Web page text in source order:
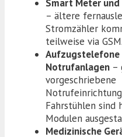
Smart Meter
– ältere
Stromzähler
teilweise via GSM.
Aufzugstelefone
Notrufanlagen –
vorgeschriebene
Fahrstühlen sind
Modulen
Medizinische